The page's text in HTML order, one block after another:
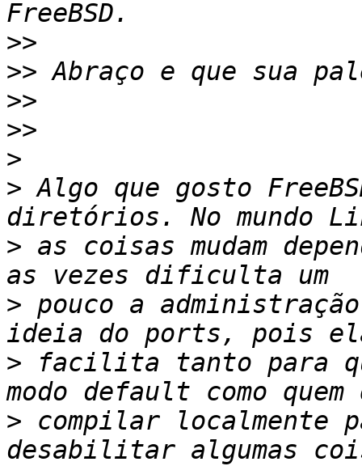
>>
>>
>>
>>
>
> Algo que gosto
> as coisas mudam
> pouco a
> facilita tanto para
> compilar localmente